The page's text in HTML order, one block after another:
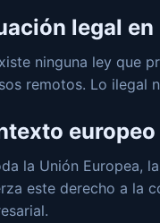
legal en
ninguna ley que
remotos. Lo ilegal
europeo
la Unión Europea,
este derecho a la